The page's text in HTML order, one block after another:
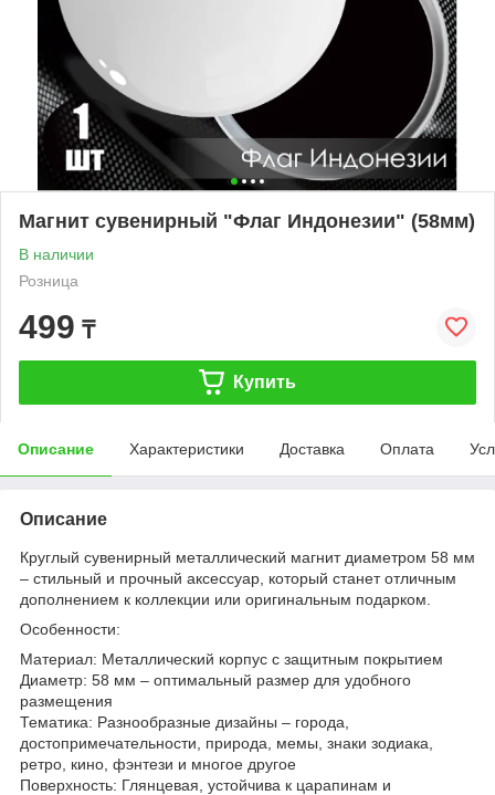
Магнит сувенирный "Флаг Индонезии" (58мм)
В наличии
Розница
499 ₸
Купить
Описание Характеристики Доставка Оплата
Описание
Круглый сувенирный металлический магнит диаметром 58 мм
– стильный и прочный аксессуар, который станет отличным
дополнением к коллекции или оригинальным подарком.
Особенности:
Материал: Металлический корпус с защитным покрытием
Диаметр: 58 мм – оптимальный размер для удобного
размещения
Тематика: Разнообразные дизайны – города,
достопримечательности, природа, мемы, знаки зодиака,
ретро, кино, фэнтези и многое другое
Поверхность: Глянцевая, устойчива к царапинам и